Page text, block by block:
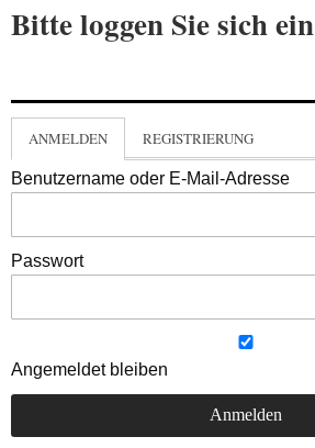
Bitte loggen Sie sich ein
ANMELDEN REGISTRIERUNG
Benutzername oder E-Mail-Adresse
Passwort
Angemeldet bleiben